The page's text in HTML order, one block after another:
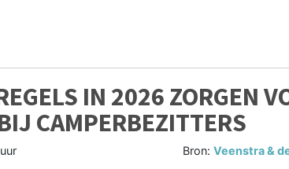
IN 2026 ZORGEN
CAMPERBEZITTERS
Bron:Veenstra &